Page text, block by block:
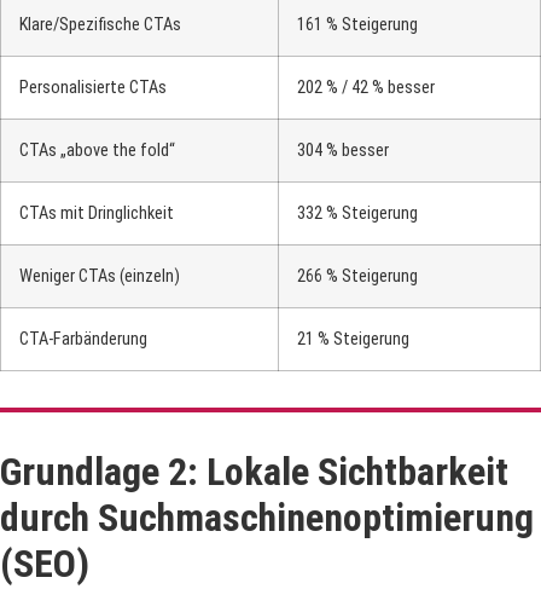
Klare/Spezifische CTAs 161 % Steigerung
Personalisierte CTAs 202 % / 42 % besser
CTAs „above the fold“ 304 % besser
CTAs mit Dringlichkeit 332 % Steigerung
Weniger CTAs (einzeln) 266 % Steigerung
CTA-Farbänderung 21 % Steigerung
Grundlage 2: Lokale Sichtbarkeit
durch Suchmaschinenoptimierung
(SEO)